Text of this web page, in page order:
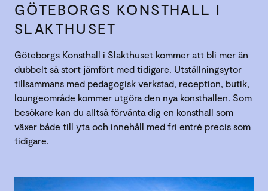
GÖTEBORGS KONSTHALL I
SLAKTHUSET
Göteborgs Konsthall i Slakthuset kommer att bli mer än
dubbelt så stort jämfört med tidigare. Utställningsytor
tillsammans med pedagogisk verkstad, reception, butik,
loungeområde kommer utgöra den nya konsthallen. Som
besökare kan du alltså förvänta dig en konsthall som
växer både till yta och innehåll med fri entré precis som
tidigare.